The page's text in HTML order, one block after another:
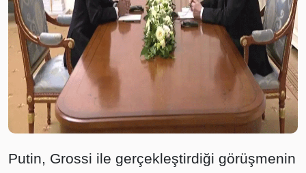
Putin, Grossi ile gerçekleştirdiği görüşmenin